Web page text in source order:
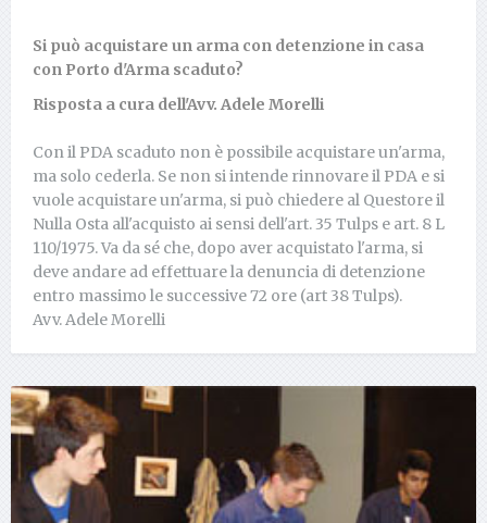
Si può acquistare un arma con detenzione in casa
con Porto d'Arma scaduto?
Risposta a cura dell'Avv. Adele Morelli
Con il PDA scaduto non è possibile acquistare un'arma,
ma solo cederla. Se non si intende rinnovare il PDA e si
vuole acquistare un'arma, si può chiedere al Questore il
Nulla Osta all'acquisto ai sensi dell'art. 35 Tulps e art. 8 L
110/1975. Va da sé che, dopo aver acquistato l'arma, si
deve andare ad effettuare la denuncia di detenzione
entro massimo le successive 72 ore (art 38 Tulps).
Avv. Adele Morelli